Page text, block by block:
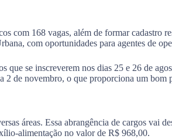
com 168 vagas, além de formar cadastro
com oportunidades para agentes de
que se inscreverem nos dias 25 e 26 de
de novembro, o que proporciona um bom
áreas. Essa abrangência de cargos vai
alimentação no valor de R$ 968,00.